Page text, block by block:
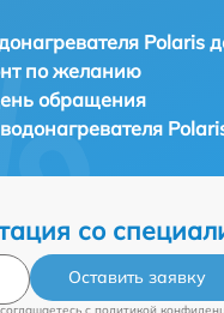
Polaris
по желанию
обращения
со
Оставить заявку